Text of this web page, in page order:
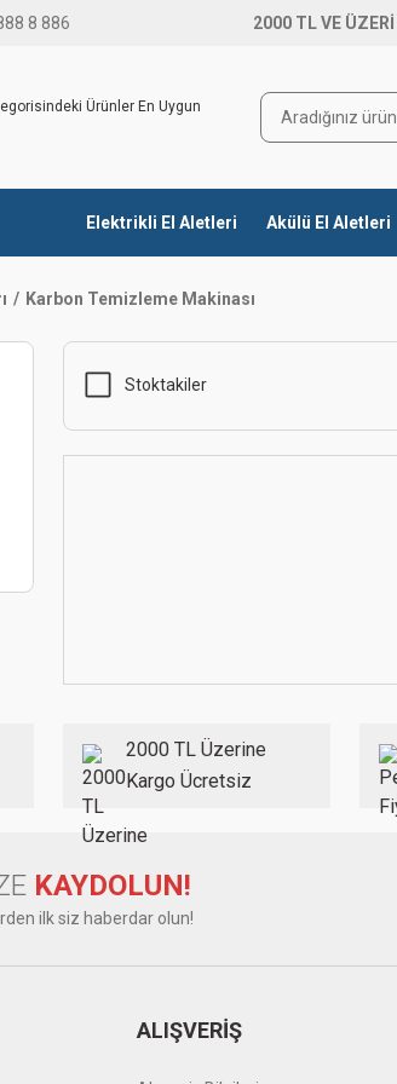
8 886 2000 TL VE ÜZERİ
Elektrikli El Aletleri Akülü El Aletleri
Karbon Temizleme Makinası
Stoktakiler
2000 TL Üzerine
Kargo Ücretsiz
KAYDOLUN!
ilk siz haberdar olun!
ALIŞVERİŞ